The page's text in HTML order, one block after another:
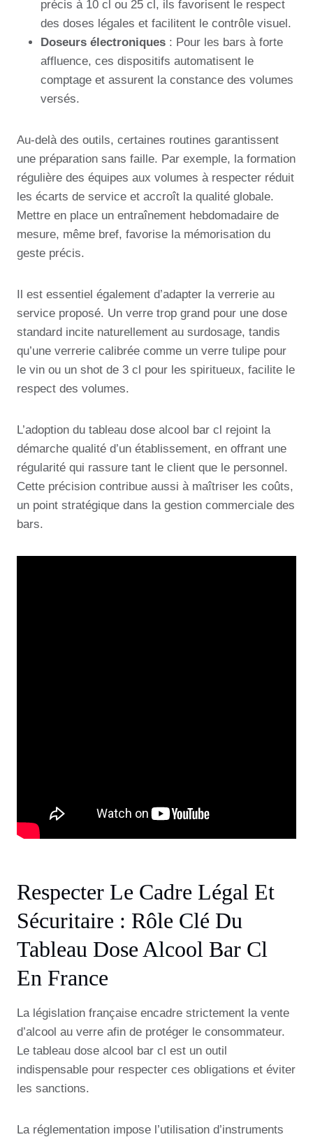
précis à 10 cl ou 25 cl, ils favorisent le respect
des doses légales et facilitent le contrôle visuel.
Doseurs électroniques : Pour les bars à forte
affluence, ces dispositifs automatisent le
comptage et assurent la constance des volumes
versés.
Au-delà des outils, certaines routines garantissent
une préparation sans faille. Par exemple, la formation
régulière des équipes aux volumes à respecter réduit
les écarts de service et accroît la qualité globale.
Mettre en place un entraînement hebdomadaire de
mesure, même bref, favorise la mémorisation du
geste précis.
Il est essentiel également d’adapter la verrerie au
service proposé. Un verre trop grand pour une dose
standard incite naturellement au surdosage, tandis
qu’une verrerie calibrée comme un verre tulipe pour
le vin ou un shot de 3 cl pour les spiritueux, facilite le
respect des volumes.
L’adoption du tableau dose alcool bar cl rejoint la
démarche qualité d’un établissement, en offrant une
régularité qui rassure tant le client que le personnel.
Cette précision contribue aussi à maîtriser les coûts,
un point stratégique dans la gestion commerciale des
bars.
Respecter Le Cadre Légal Et
Sécuritaire : Rôle Clé Du
Tableau Dose Alcool Bar Cl
En France
La législation française encadre strictement la vente
d’alcool au verre afin de protéger le consommateur.
Le tableau dose alcool bar cl est un outil
indispensable pour respecter ces obligations et éviter
les sanctions.
La réglementation impose l’utilisation d’instruments